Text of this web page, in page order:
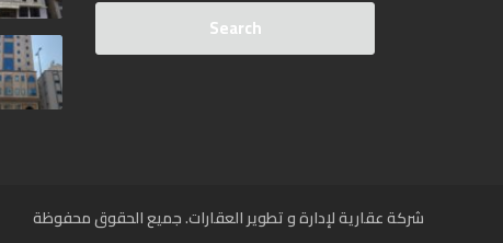
Search
شركة عقارية لإدارة و تطوير العقارات. جميع الحقوق محفوظة